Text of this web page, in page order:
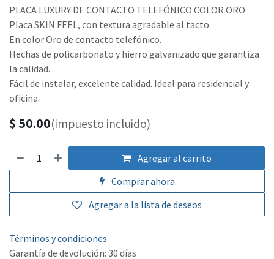
PLACA LUXURY DE CONTACTO TELEFÓNICO COLOR ORO
Placa SKIN FEEL, con textura agradable al tacto.
En color Oro de contacto telefónico.
Hechas de policarbonato y hierro galvanizado que garantiza
la calidad.
Fácil de instalar, excelente calidad. Ideal para residencial y
oficina.
$ 50.00(impuesto incluido)
Agregar al carrito
Comprar ahora
Agregar a la lista de deseos
Términos y condiciones
Garantía de devolución: 30 días